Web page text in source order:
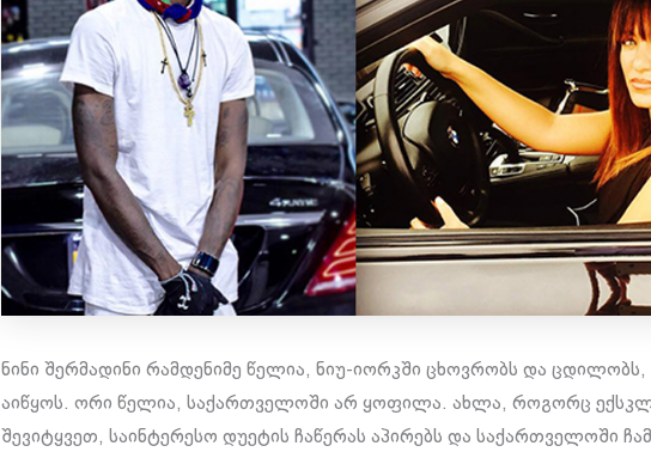
ნინი შერმადინი რამდენიმე წელია, ნიუ-იორკში ცხოვრობს და ცდილობს,
აიწყოს. ორი წელია, საქართველოში არ ყოფილა. ახლა, როგორც
შევიტყვეთ, საინტერესო დუეტის ჩაწერას აპირებს და საქართველოში